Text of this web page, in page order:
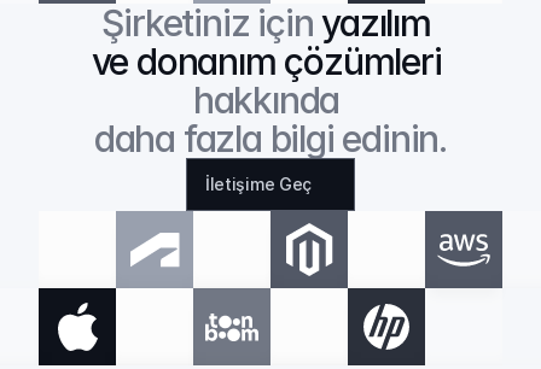
Şirketiniz için yazılım
ve donanım çözümleri
hakkında
daha fazla bilgi edinin.
İletişime Geç